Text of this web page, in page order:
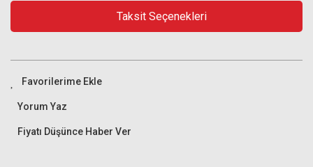
Taksit Seçenekleri
Yorum Yaz
Fiyatı Düşünce Haber Ver